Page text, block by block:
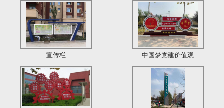
宣传栏 中国梦党建价值观